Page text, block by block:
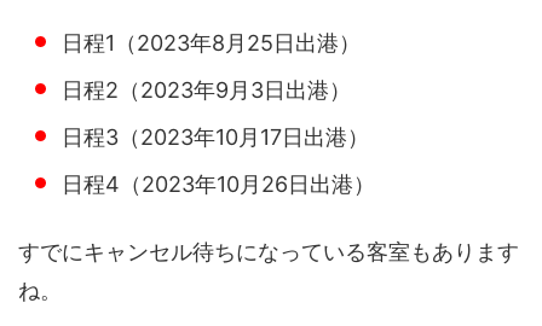
日程1（2023年8月25日出港）
日程2（2023年9月3日出港）
日程3（2023年10月17日出港）
日程4（2023年10月26日出港）
すでにキャンセル待ちになっている客室もあります
ね。